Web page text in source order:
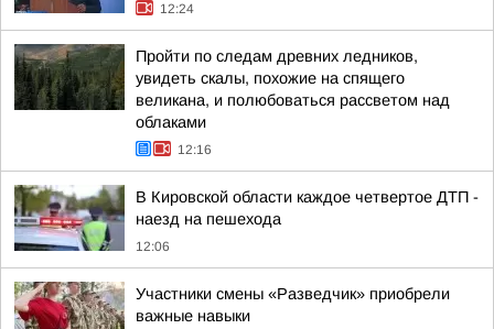
12:24
Пройти по следам древних ледников,
увидеть скалы, похожие на спящего
великана, и полюбоваться рассветом над
облаками
12:16
В Кировской области каждое четвертое ДТП -
наезд на пешехода
12:06
Участники смены «Разведчик» приобрели
важные навыки